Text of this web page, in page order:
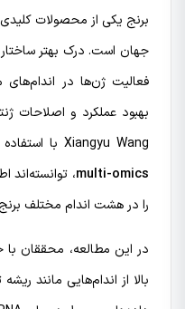
برنج یکی از محصولات
جهان است. درک بهتر
فعالیت ژن‌ها در
بهبود عملکرد و اصلاحات
Xiangyu Wang با استفاده از فناوری‌های پیشرفته
multi-omics
را در هشت اندام مختلف
در این مطالعه، محققان
بالا از اندام‌هایی مانند